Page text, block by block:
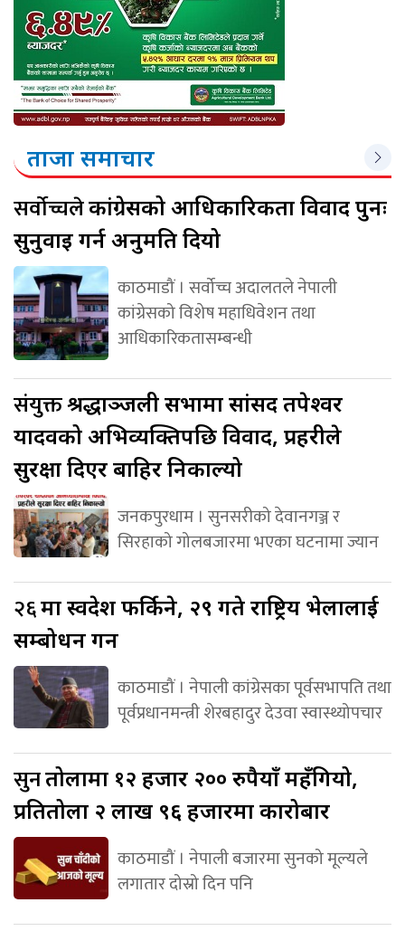
ताजा समाचार
सर्वोच्चलेकांग्रेसको आधिकारिकता विवाद पुनः
सुनुवाइ गर्न अनुमति दियो
काठमाडौं । सर्वोच्च अदालतले नेपाली
कांग्रेसको विशेष महाधिवेशन तथा
आधिकारिकतासम्बन्धी
संयुक्तश्रद्धाञ्जली सभामा सांसद तपेश्वर
यादवको अभिव्यक्तिपछि विवाद, प्रहरीले
सुरक्षा दिएर बाहिर निकाल्यो
जनकपुरधाम । सुनसरीको देवानगञ्ज र
सिरहाको गोलबजारमा भएका घटनामा ज्यान
२६मा स्वदेश फर्किने, २९ गते राष्ट्रिय भेलालाई
सम्बोधन गर्ने
काठमाडौं । नेपाली कांग्रेसका पूर्वसभापति तथा
पूर्वप्रधानमन्त्री शेरबहादुर देउवा स्वास्थ्योपचार
सुनतोलामा १२ हजार २०० रुपैयाँ महँगियो,
प्रतितोला २ लाख ९६ हजारमा कारोबार
काठमाडौं । नेपाली बजारमा सुनको मूल्यले
लगातार दोस्रो दिन पनि